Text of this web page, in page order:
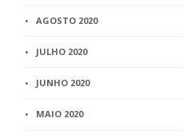
AGOSTO 2020
JULHO 2020
JUNHO 2020
MAIO 2020